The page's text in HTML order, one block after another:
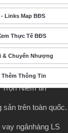
Links Map BĐS
Thực Tế BĐS
& Chuyển Nhượng
Thêm Thông Tin
Niềm tin
sản trên toàn quốc.
ngânhàng LS